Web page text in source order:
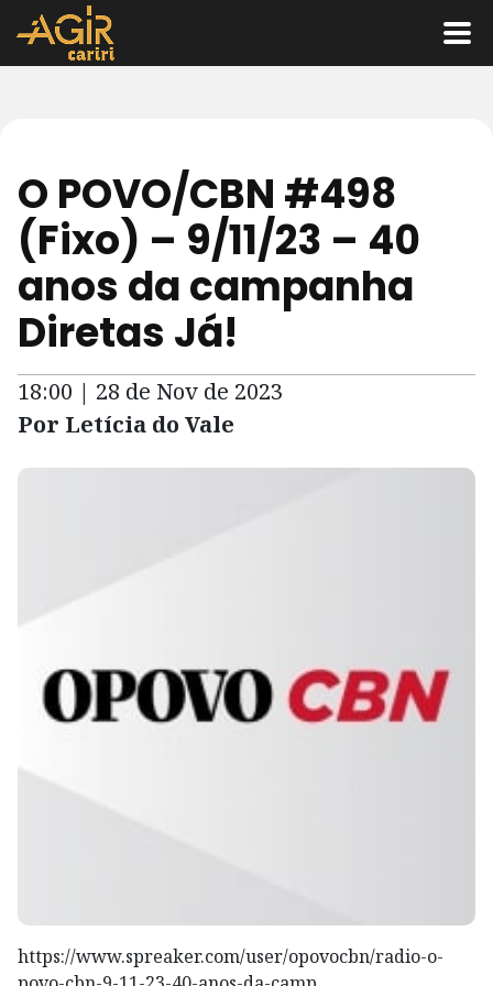
O POVO/CBN #498
(Fixo) – 9/11/23 – 40
anos da campanha
Diretas Já!
18:00 | 28 de Nov de 2023
Por Letícia do Vale
https://www.spreaker.com/user/opovocbn/radio-o-